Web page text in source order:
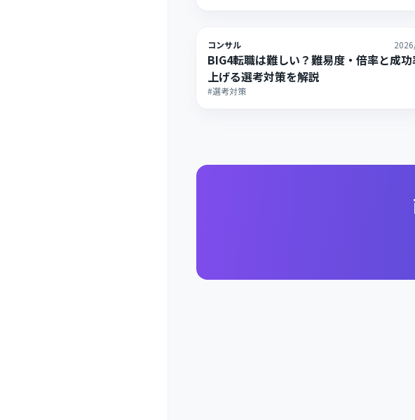
コンサル
BIG4転職は難しい？難易度・倍率と成功
上げる選考対策を解説
#選考対策